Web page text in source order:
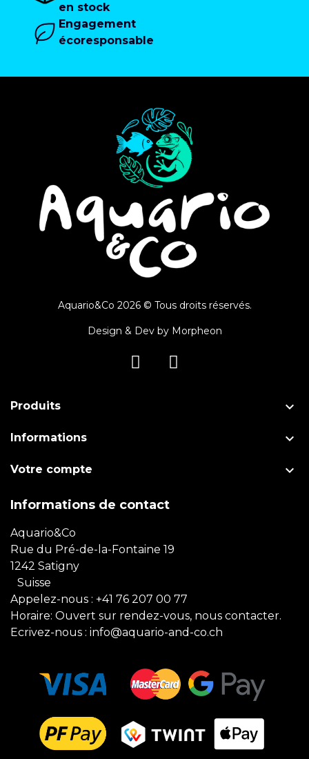
en stock
Engagement
écoresponsable
Aquario&Co 2026 © Tous droits réservés.
Design & Dev by Morpheon
Produits 
Informations 
Votre compte 
Informations de contact
Aquario&Co
Rue du Pré-de-la-Fontaine 19
1242 Satigny
Suisse
Appelez-nous : +41 76 207 00 77
Horaire: Ouvert sur rendez-vous, nous contacter.
Ecrivez-nous : info@aquario-and-co.ch